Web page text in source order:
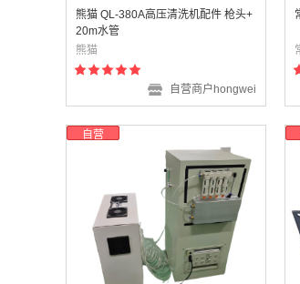
熊猫 QL-380A高压清洗机配件 枪头+
20m水管
熊猫
自营商户hongwei
自营